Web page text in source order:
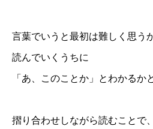
言葉でいうと最初は難しく思う
読んでいくうちに
「あ、このことか」とわかるか
摺り合わせしながら読むことで、